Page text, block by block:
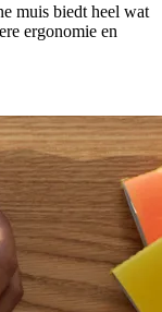
muis biedt heel wat
ergonomie en